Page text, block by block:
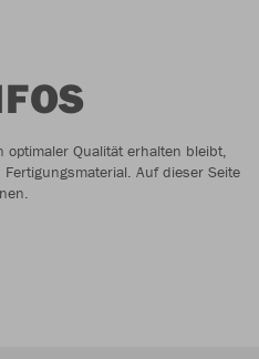
Qualität erhalten bleibt,
Auf dieser Seite